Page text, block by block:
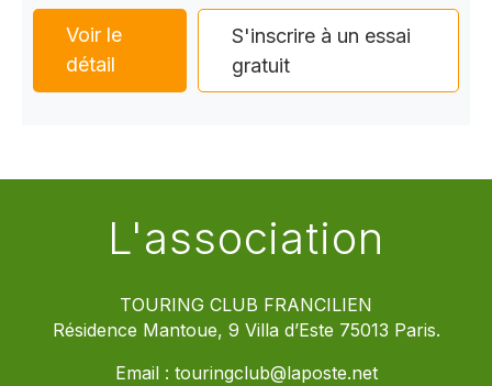
Voir le
détail
S'inscrire à un essai
gratuit
L'association
TOURING CLUB FRANCILIEN
Résidence Mantoue, 9 Villa d’Este 75013 Paris.
Email : touringclub@laposte.net